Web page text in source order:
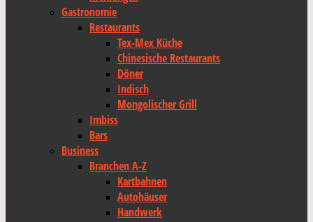
Gastronomie
Restaurants
Tex-Mex Küche
Chinesische Restaurants
Döner
Indisch
Mongolischer Grill
Imbiss
Bars
Business
Branchen A-Z
Kartbahnen
Autohäuser
Handwerk